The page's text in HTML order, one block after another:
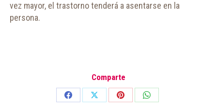
vez mayor, el trastorno tenderá a asentarse en la
persona.
Comparte
Share
Share
Share
Share